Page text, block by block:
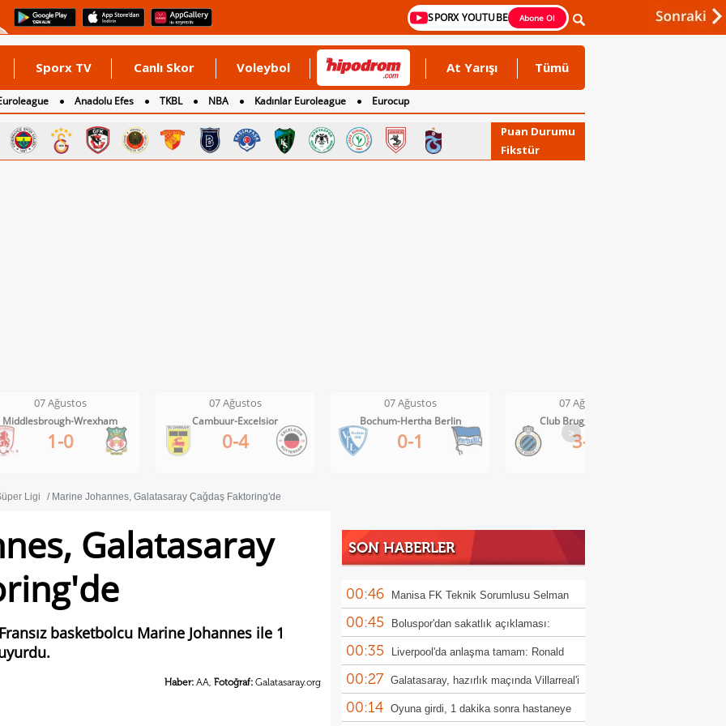
SPORX YOUTUBE Abone Ol
Sporx TV Canlı Skor Voleybol At Yarışı Tümü
Anadolu Efes TKBL NBA Kadınlar Euroleague Eurocup
Puan Durumu
Fikstür
07 Ağustos
Cambuur-Excelsior
0-4
07 Ağustos
Bochum-Hertha Berlin
0-1
07 Ağustos
Club Brugge-Kortrijk
3-0
07 Ağustos
Altach-WSG Tirol
3-1
>
Ligi Marine Johannes, Galatasaray Çağdaş Faktoring'de
Galatasaray
basketbolcu Marine Johannes ile 1
Haber: AA, Fotoğraf: Galatasaray.org
SON HABERLER
00:46 Manisa FK Teknik Sorumlusu Selman
Coşkun'dan galibiyet yorumu
00:45 Boluspor'dan sakatlık açıklaması:
"Fibula kemiği kırıldı"
00:35 Liverpool'da anlaşma tamam: Ronald
Araujo
00:27 Galatasaray, hazırlık maçında Villarreal'i
konuk edecek
00:14 Oyuna girdi, 1 dakika sonra hastaneye